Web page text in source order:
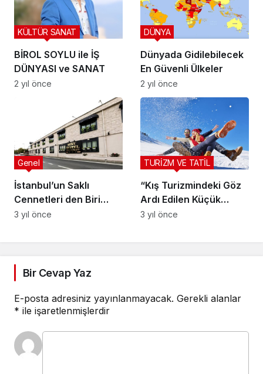
BİROL SOYLU ile İŞ
DÜNYASI ve SANAT
KÜLTÜR SANAT
2 yıl önce
Dünyada Gidilebilecek
En Güvenli Ülkeler
DÜNYA
2 yıl önce
İstanbul’un Saklı
Cennetleri den Biri
Olan Florya Novi Hotel
Genel
3 yıl önce
“Kış Turizmindeki Göz
Ardı Edilen Küçük
Oteller: Hizmetlerinin
TURİZM VE TATİL
3 yıl önce
Bir Cevap Yaz
E-posta adresiniz yayınlanmayacak. Gerekli alanlar
* ile işaretlenmişlerdir